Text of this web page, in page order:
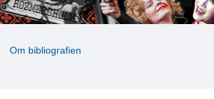
Om bibliografien